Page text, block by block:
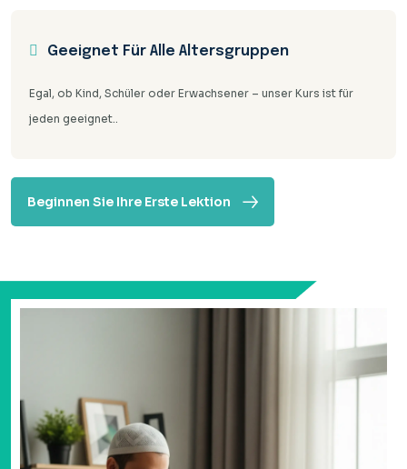
Geeignet Für Alle Altersgruppen
Egal, ob Kind, Schüler oder Erwachsener – unser Kurs ist für
jeden geeignet..
Beginnen Sie Ihre Erste Lektion